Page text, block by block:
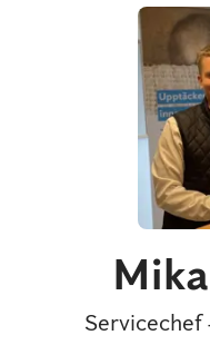
Servicechef